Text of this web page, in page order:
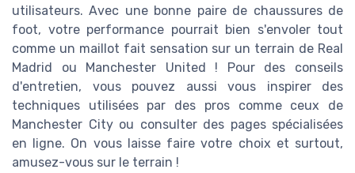
utilisateurs. Avec une bonne paire de chaussures de
foot, votre performance pourrait bien s'envoler tout
comme un maillot fait sensation sur un terrain de Real
Madrid ou Manchester United ! Pour des conseils
d'entretien, vous pouvez aussi vous inspirer des
techniques utilisées par des pros comme ceux de
Manchester City ou consulter des pages spécialisées
en ligne. On vous laisse faire votre choix et surtout,
amusez-vous sur le terrain !